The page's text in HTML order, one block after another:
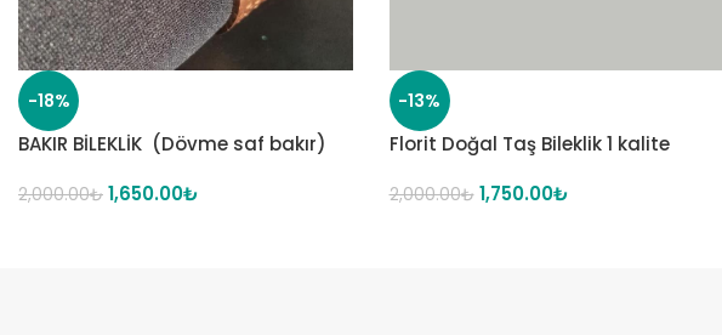
-18%
BAKIR BİLEKLİK (Dövme saf bakır)
2,000.00₺ 1,650.00₺
-13%
Florit Doğal Taş Bileklik 1 kalite
2,000.00₺ 1,750.00₺